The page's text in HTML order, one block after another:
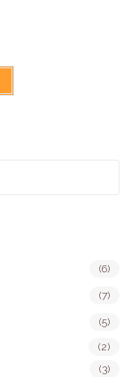
(6)
(7)
(5)
(2)
(3)